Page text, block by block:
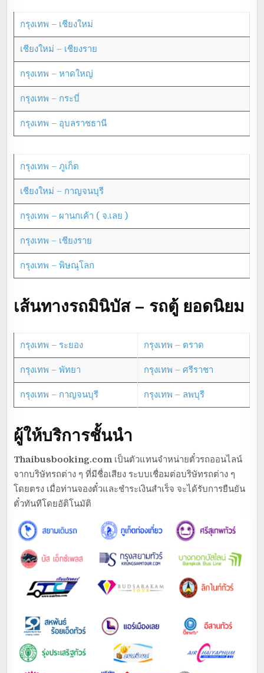
กรุงเทพ – เชียงใหม่
เชียงใหม่ – เชียงราย
กรุงเทพ – หาดใหญ่
กรุงเทพ – กระบี่
กรุงเทพ – อุบลราชธานี
กรุงเทพ – ภูเก็ต
เชียงใหม่ – กาญจนบุรี
กรุงเทพ – ผานกเค้า ( จ.เลย )
กรุงเทพ – เชียงราย
กรุงเทพ – พิษณุโลก
เส้นทางรถมินิบัส – รถตู้ ยอดนิยม
กรุงเทพ – ระยอง กรุงเทพ – ตราด
กรุงเทพ – พัทยา กรุงเทพ – ศรีราชา
กรุงเทพ – กาญจนบุรี กรุงเทพ – ลพบุรี
ผู้ให้บริการชั้นนำ
Thaibusbooking.com เป็นตัวแทนจำหน่ายตั๋วรถออนไลน์
จากบริษัทรถต่าง ๆ ที่มีชื่อเสียง ระบบเชื่อมต่อบริษัทรถต่าง ๆ
โดยตรง เมื่อท่านจองตั๋วและชำระเงินสำเร็จ จะได้รับการยืนยัน
ตั๋วทันทีโดยอัติโนมัติ